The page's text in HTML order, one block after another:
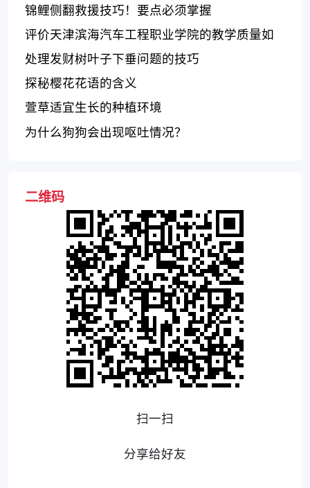
锦鲤侧翻救援技巧！要点必须掌握
评价天津滨海汽车工程职业学院的教学质量如
何？
处理发财树叶子下垂问题的技巧
探秘樱花花语的含义
萱草适宜生长的种植环境
为什么狗狗会出现呕吐情况？
二维码
扫一扫
分享给好友